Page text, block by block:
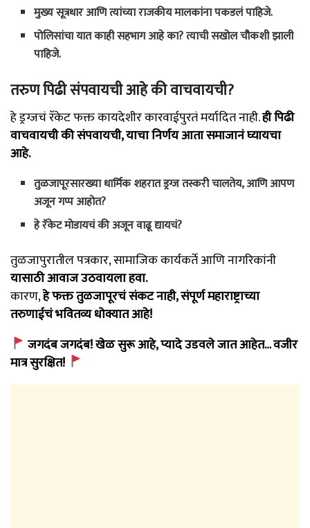
मुख्य सूत्रधार आणि त्यांच्या राजकीय मालकांना पकडलं पाहिजे.
पोलिसांचा यात काही सहभाग आहे का? त्याची सखोल चौकशी झाली
पाहिजे.
तरुण पिढी संपवायची आहे की वाचवायची?
हे ड्रग्जचं रॅकेट फक्त कायदेशीर कारवाईपुरतं मर्यादित नाही.ही पिढी
वाचवायची की संपवायची, याचा निर्णय आता समाजानं घ्यायचा
आहे.
तुळजापूरसारख्या धार्मिक शहरात ड्रग्ज तस्करी चालतेय, आणि आपण
अजून गप्प आहोत?
हे रॅकेट मोडायचं की अजून वाढू द्यायचं?
तुळजापुरातील पत्रकार, सामाजिक कार्यकर्ते आणि नागरिकांनी
यासाठी आवाज उठवायला हवा.
कारण,हे फक्त तुळजापूरचं संकट नाही, संपूर्ण महाराष्ट्राच्या
तरुणाईचं भवितव्य धोक्यात आहे!
जगदंब जगदंब! खेळ सुरू आहे, प्यादे उडवले जात आहेत… वजीर
मात्र सुरक्षित!